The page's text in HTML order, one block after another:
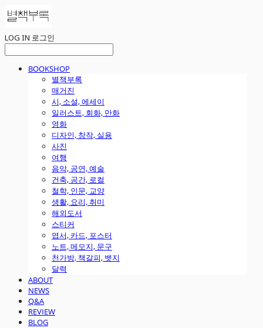
LOG IN 로그인
BOOKSHOP
별책부록
매거진
시, 소설, 에세이
일러스트, 회화, 만화
영화
디자인, 창작, 실용
사진
여행
음악, 공연, 예술
건축, 공간, 로컬
철학, 인문, 교양
생활, 요리, 취미
해외도서
스티커
엽서, 카드, 포스터
노트, 메모지, 문구
천가방, 책갈피, 뱃지
달력
ABOUT
NEWS
Q&A
REVIEW
BLOG